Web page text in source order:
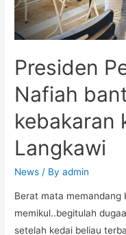
Presiden
Nafiah
kebakaran
Langkawi
News / Byadmin
Berat mata memandang
memikul..begitulah
setelah kedai beliau